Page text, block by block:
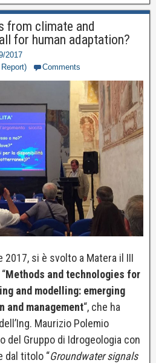
from climate and
for human adaptation?
2017
Comments
si è svolto a Matera il III
Methods and technologies for
and modelling: emerging
and management“, che ha
Maurizio Polemio
del Gruppo di Idrogeologia con
dal titolo “Groundwater signals